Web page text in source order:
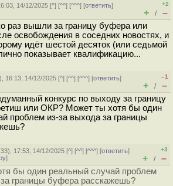
14/12/2025 [^] [^^] [^^^] [ответить]
+2
+ / –
раз вышли за границу буфера или
освобождения в соседних новостях, и
идёт шестой десяток (или седьмой
показывает квалификацию...
), 16:13, 14/12/2025 [^] [^^] [^^^] [ответить]
–1
+ / –
конкурс по выходу за границу
или ОКР? Может ты хотя бы один
проблем из-за выхода за границы
33), 17:53, 14/12/2025 [^] [^^] [^^^] [ответить]
]
+3
+ / –
бы один реальный случай проблем
границы буфера расскажешь?